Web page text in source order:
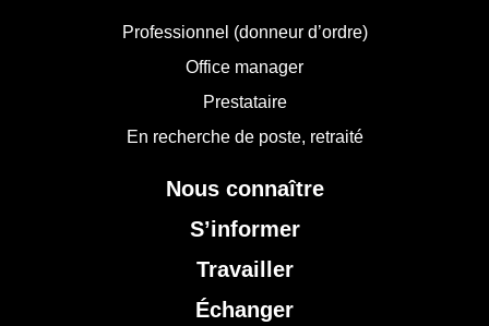
Professionnel (donneur d’ordre)
Office manager
Prestataire
En recherche de poste, retraité
Nous connaître
S’informer
Travailler
Échanger